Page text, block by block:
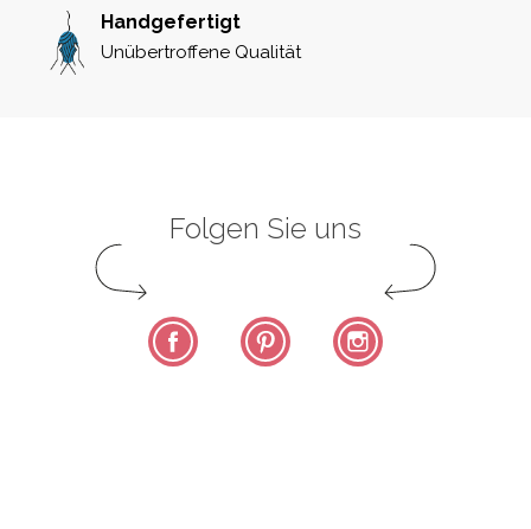
Handgefertigt
Unübertroffene Qualität
Folgen Sie uns
Facebook Pinterest